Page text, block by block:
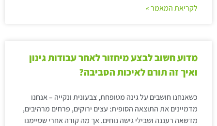
לקריאת המאמר »
מדוע חשוב לבצע מיחזור לאחר עבודות גינון
ואיך זה תורם לאיכות הסביבה?
כשאנחנו חושבים על גינה מטופחת, צבעונית ונקייה – אנחנו
מדמיינים את התוצאה הסופית: עצים ירוקים, פרחים מרהיבים,
מדשאה רעננה ושבילי גישה נוחים. אך מה קורה אחרי שסיימנו